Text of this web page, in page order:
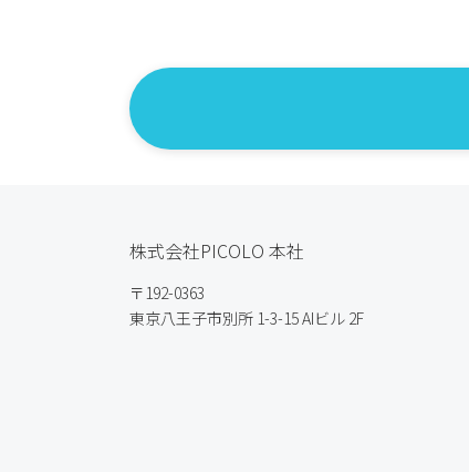
株式会社PICOLO 本社
〒192-0363
東京八王子市別所 1-3-15 AIビル 2F